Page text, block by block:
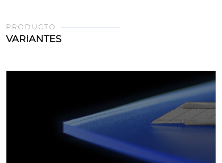
PRODUCTO
VARIANTES